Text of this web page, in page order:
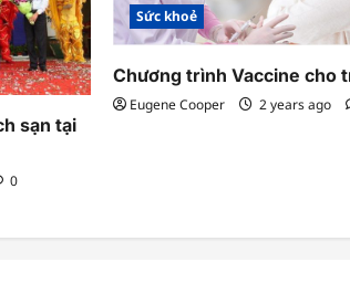
sạn tại
0
Sức khoẻ
Chương trình Vaccine cho
Eugene Cooper 2 years ago